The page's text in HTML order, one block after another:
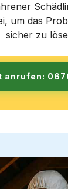
um das
sicher zu
anrufen: